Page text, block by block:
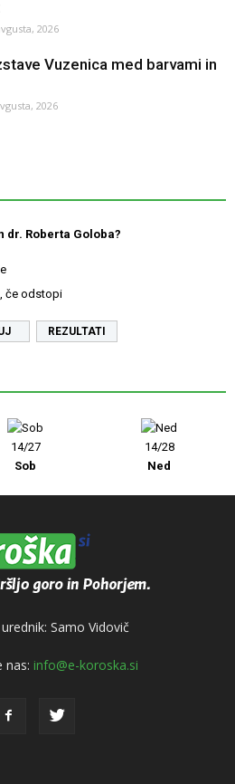
2026
Vuzenica med barvami in
2026
dr. Roberta Goloba?
če odstopi
REZULTATI
14/27
Sob
14/28
Ned
Samo Vidovič
nas: info@e-koroska.si